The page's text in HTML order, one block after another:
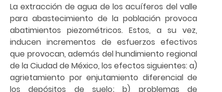
La extracción de agua de los acuíferos del valle
para abastecimiento de la población provoca
abatimientos piezométricos. Estos, a su vez,
inducen incrementos de esfuerzos efectivos
que provocan, además del hundimiento regional
de la Ciudad de México, los efectos siguientes: a)
agrietamiento por enjutamiento diferencial de
los depósitos de suelo; b) problemas de